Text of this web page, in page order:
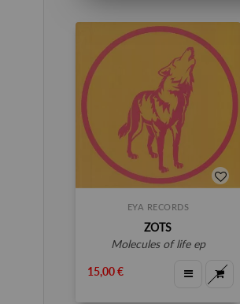
EYA RECORDS
ZOTS
molecules of life ep
15,00 €